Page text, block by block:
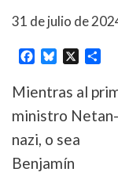
31 de julio de
Facebook
Bluesky
X
Mientras al
ministro Netan-
nazi, o sea
Benjamín